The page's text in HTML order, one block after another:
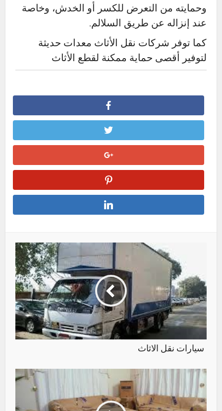
وحمايته من التعرض للكسر أو الخدش، وخاصة
عند إنزاله عن طريق السلالم.
كما توفر شركات نقل الأثاث معدات حديثة
لتوفير أقصى حماية ممكنة لقطع الأثاث
سيارات نقل الاثاث